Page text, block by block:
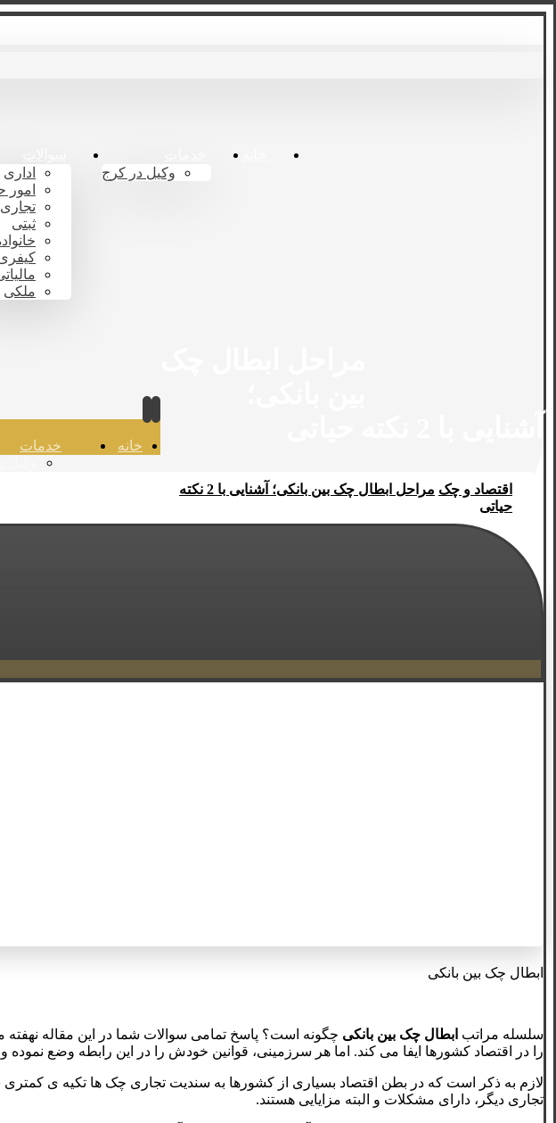
وکیل در کرج
اداری
تجاری
ثبتی
ملکی
خانه
خدمات
اقتصاد و چک
مراحل ابطال چک بین بانکی؛ آشنایی با 2 نکته
حیاتی
ابطال چک بین بانکی
سلسله مراتب ابطال چک بین بانکی چگونه است؟ پاسخ تمامی سوالات شما در این مقاله نهفته
را در اقتصاد کشورها ایفا می کند. اما هر سرزمینی، قوانین خودش را در این رابطه وضع نموده
لازم به ذکر است که در بطن اقتصاد بسیاری از کشورها به سندیت تجاری چک ها تکیه ی کمتری
تجاری دیگر، دارای مشکلات و البته مزایایی هستند.